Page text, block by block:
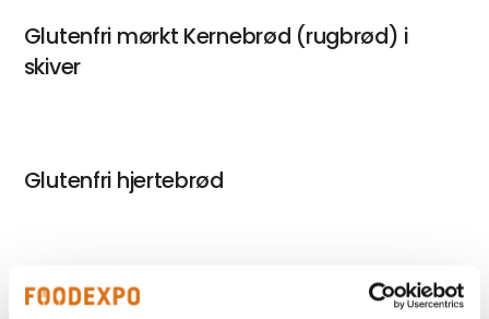
Glutenfri mørkt Kernebrød (rugbrød) i
skiver
Glutenfri hjertebrød
Glutenfri mørkt sandwichbrød